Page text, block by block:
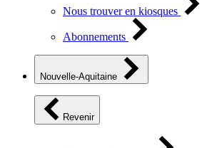
Nous trouver en kiosques
Abonnements
Nouvelle-Aquitaine
Revenir